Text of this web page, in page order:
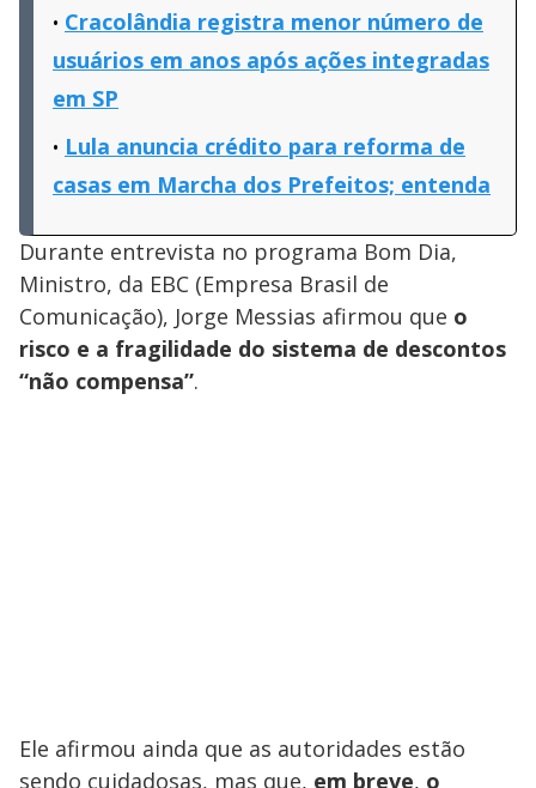
Cracolândia registra menor número de
usuários em anos após ações integradas
em SP
Lula anuncia crédito para reforma de
casas em Marcha dos Prefeitos; entenda
Durante entrevista no programa Bom Dia,
Ministro, da EBC (Empresa Brasil de
Comunicação), Jorge Messias afirmou que o
risco e a fragilidade do sistema de descontos
“não compensa”.
Ele afirmou ainda que as autoridades estão
sendo cuidadosas, mas que, em breve, o